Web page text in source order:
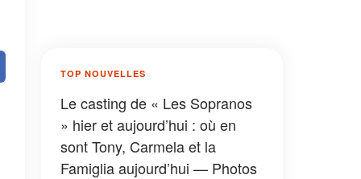
TOP NOUVELLES
Le casting de « Les Sopranos
» hier et aujourd’hui : où en
sont Tony, Carmela et la
Famiglia aujourd’hui — Photos